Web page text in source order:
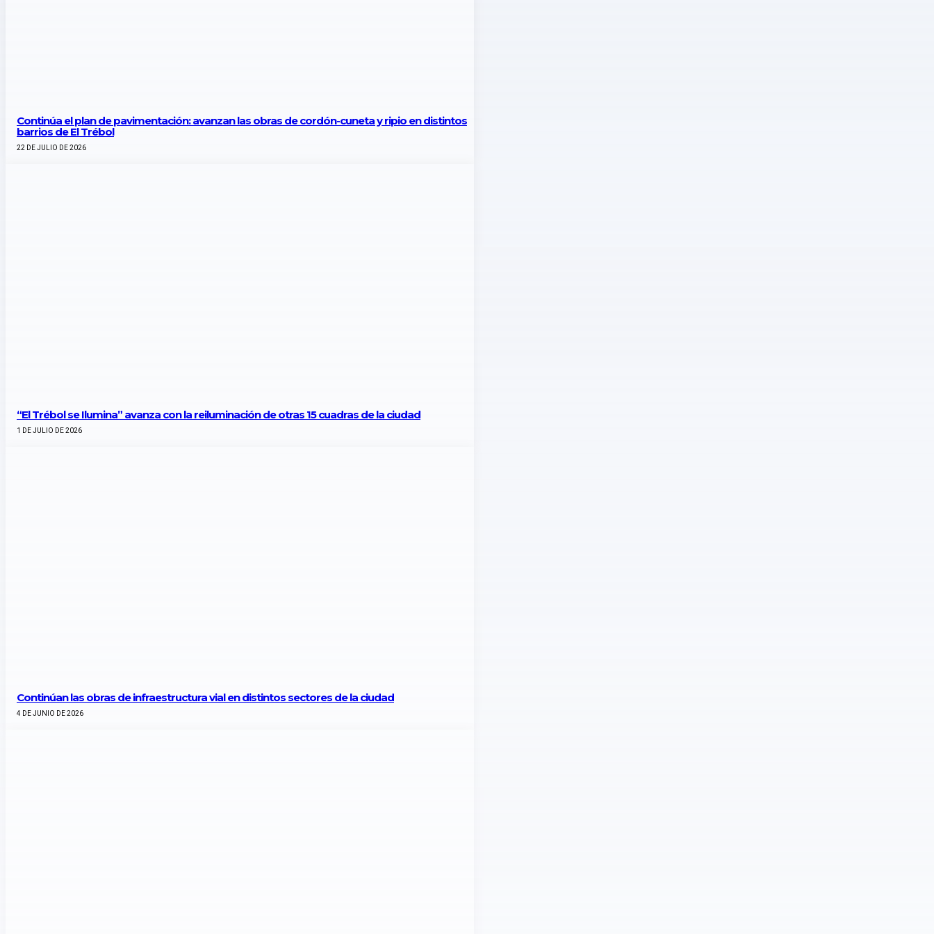
Continúa el plan de pavimentación: avanzan las obras de cordón-cuneta y ripio en distintos
barrios de El Trébol
22 DE JULIO DE 2026
“El Trébol se Ilumina” avanza con la reiluminación de otras 15 cuadras de la ciudad
1 DE JULIO DE 2026
Continúan las obras de infraestructura vial en distintos sectores de la ciudad
4 DE JUNIO DE 2026